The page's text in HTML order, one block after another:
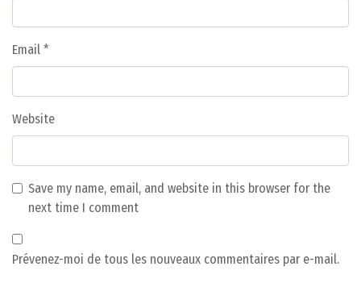
Email *
Website
Save my name, email, and website in this browser for the
next time I comment
Prévenez-moi de tous les nouveaux commentaires par e-mail.